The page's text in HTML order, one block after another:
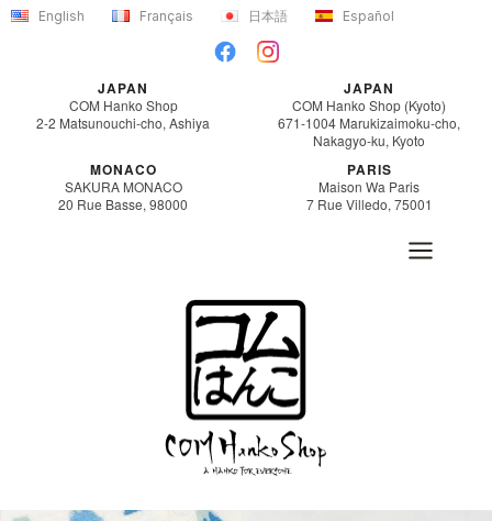
Aller
English Français 日本語 Español
JAPAN
COM Hanko Shop
2-2 Matsunouchi-cho, Ashiya
JAPAN
COM Hanko Shop (Kyoto)
671-1004 Marukizaimoku-cho,
Nakagyo-ku, Kyoto
MONACO
SAKURA MONACO
20 Rue Basse, 98000
PARIS
Maison Wa Paris
7 Rue Villedo, 75001